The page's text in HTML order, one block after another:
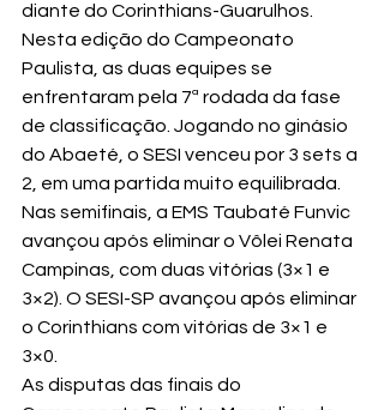
diante do Corinthians-Guarulhos.
Nesta edição do Campeonato
Paulista, as duas equipes se
enfrentaram pela 7ª rodada da fase
de classificação. Jogando no ginásio
do Abaeté, o SESI venceu por 3 sets a
2, em uma partida muito equilibrada.
Nas semifinais, a EMS Taubaté Funvic
avançou após eliminar o Vôlei Renata
Campinas, com duas vitórias (3×1 e
3×2). O SESI-SP avançou após eliminar
o Corinthians com vitórias de 3×1 e
3×0.
As disputas das finais do